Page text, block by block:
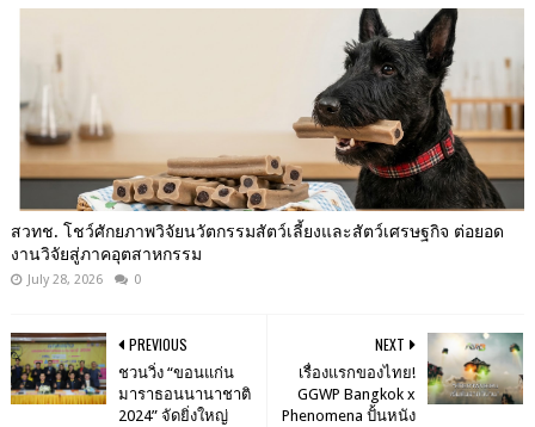
สวทช. โชว์ศักยภาพวิจัยนวัตกรรมสัตว์เลี้ยงและสัตว์เศรษฐกิจ ต่อยอด
งานวิจัยสู่ภาคอุตสาหกรรม
July 28, 2026 0
NEXT
เรื่องแรกของไทย!
GGWP Bangkok x
Phenomena ปั้นหนัง
PREVIOUS
ชวนวิ่ง “ขอนแก่น
มาราธอนนานาชาติ
2024” จัดยิ่งใหญ่